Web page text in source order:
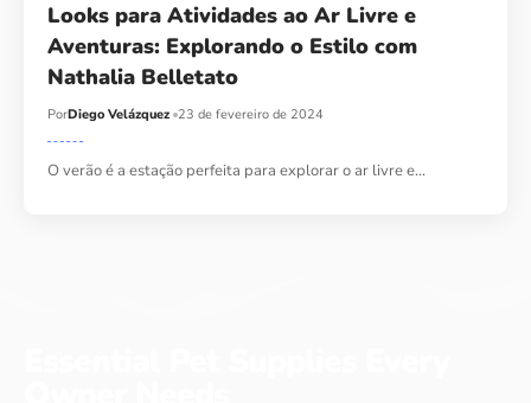
Looks para Atividades ao Ar Livre e
Aventuras: Explorando o Estilo com
Nathalia Belletato
PorDiego Velázquez 23 de fevereiro de 2024
O verão é a estação perfeita para explorar o ar livre e…